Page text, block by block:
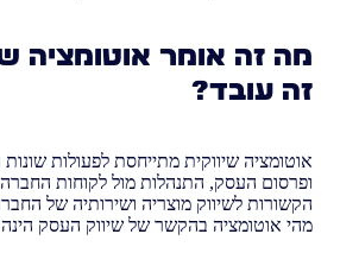
מה זה אומר אוטומציה
זה עובד?
אוטומציה שיווקית מתייחסת לפעולות שונות
ופרסום העסק, התנהלות מול לקוחות החברה
הקשורות לשיווק מוצריה ושירותיה של
מהי אוטומציה בהקשר של שיווק העסק הינה